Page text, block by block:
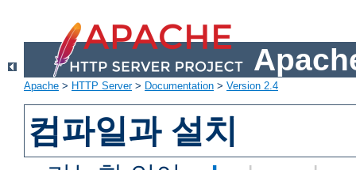
Apache > HTTP Server> Documentation > Version 2.4
컴파일과 설치